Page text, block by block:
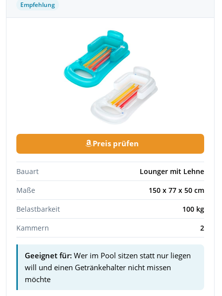
Empfehlung
Preis prüfen
Bauart
Lounger mit Lehne
Maße
150 x 77 x 50 cm
Belastbarkeit
100 kg
Kammern
2
Geeignet für: Wer im Pool sitzen statt nur liegen
will und einen Getränkehalter nicht missen
möchte